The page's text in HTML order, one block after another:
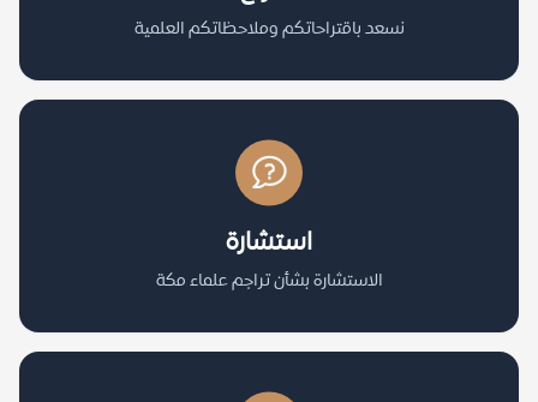
نسعد باقتراحاتكم وملاحظاتكم العلمية
استشارة
الاستشارة بشأن تراجم علماء مكة